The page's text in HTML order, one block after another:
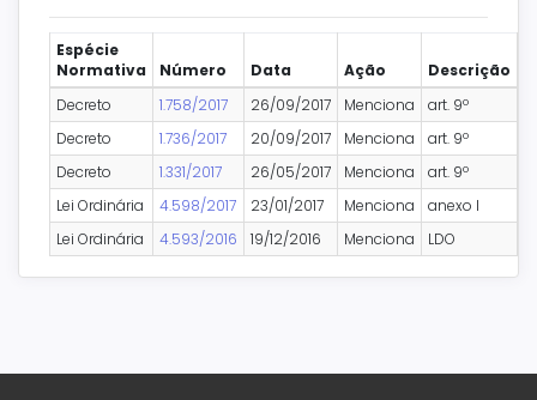
Espécie
Normativa
Número Data Ação
Descrição
Decreto
1.758/2017 26/09/2017 Menciona
art. 9º
Decreto
1.736/2017 20/09/2017 Menciona
art. 9º
Decreto
1.331/2017 26/05/2017 Menciona
art. 9º
Lei Ordinária
4.598/2017 23/01/2017 Menciona
anexo I
Lei Ordinária
4.593/2016 19/12/2016 Menciona LDO